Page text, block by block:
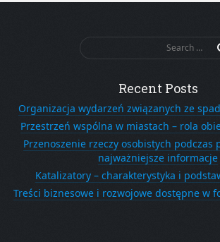
Search
for:
Recent Posts
Organizacja wydarzeń związanych ze
Przestrzeń wspólna w miastach – rola
Przenoszenie rzeczy osobistych podczas
najważniejsze informacje
Katalizatory – charakterystyka i
Treści biznesowe i rozwojowe dostępne w